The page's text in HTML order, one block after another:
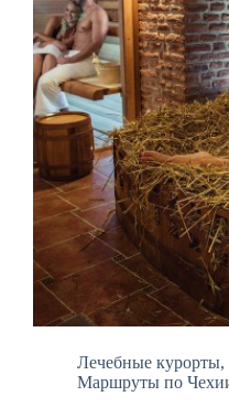
Лечебные курорты,
Маршруты по